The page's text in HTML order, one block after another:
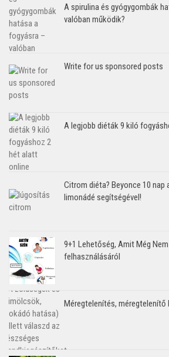
A spirulina és gyógygombák
valóban működik?
Write for us sponsored posts
A legjobb diéták 9 kiló
Citrom diéta? Beyonce 10
limonádé segítségével!
9+1 Lehetőség, Amit Még
felhasználásáról
Méregtelenítés, méregtelenítő